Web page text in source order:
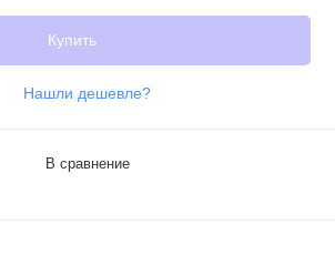
Купить
Нашли дешевле?
В сравнение